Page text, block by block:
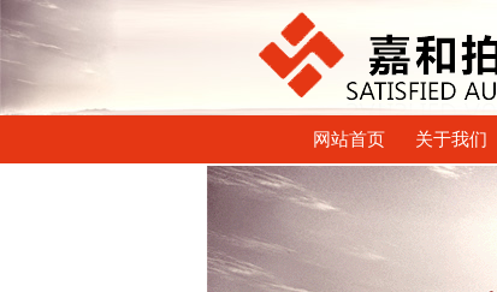
网站首页 关于我们